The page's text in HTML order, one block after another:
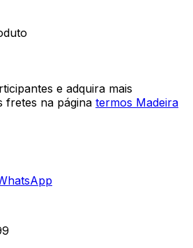
e adquira mais
fretes na página termos Madeira